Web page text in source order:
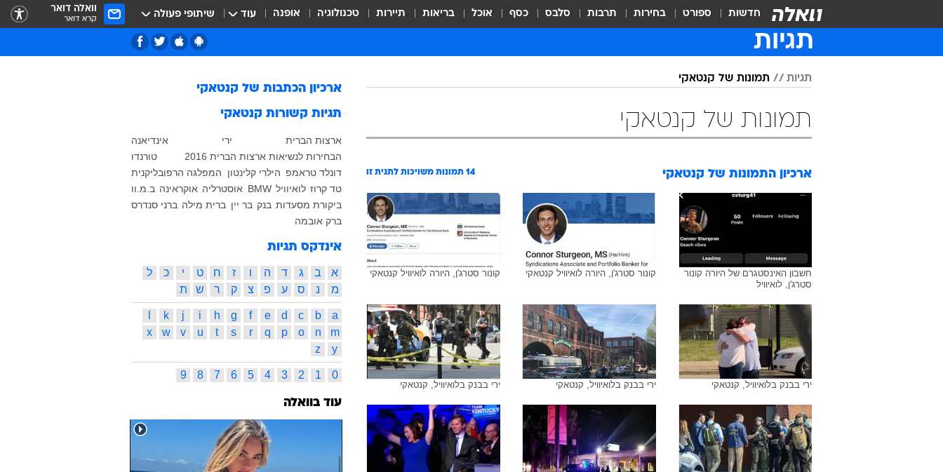
חדשות ספורט בחירות תרבות סלבס כסף אוכל בריאות תיירות טכנולוגיה אופנה עוד שיתופי פעולה וואלה דואר
קרא דואר
תגיות
תמונות של קנטאקי
תמונות של קנטאקי
ארכיון התמונות שלקנטאקי 14תמונות משויכות לתגית זו
חשבון האינסטגרם של היורה קונור
סטרג'ן, לואיוויל
קונור סטרג'ן, היורה לואיוויל קנטאקי קונור סטרג'ן, היורה לואיוויל קנטאקי
תגיות קשורותקנטאקי
ארצות הברית ירי
הבחירות לנשיאות ארצות הברית 2016
טורנדו
דונלד טראמפ הילרי קלינטון המפלגה הרפובליקנית
טד קרוז לואיוויל BMW אוסטרליה אוקראינה ב.מ.וו
ביקורת מסעדות
ברק אובמה
אינדקס תגיות
א ב ג ד ה ו ז ח ט י כ
ל
פ צ ק ר
e
f
g
h
j
k